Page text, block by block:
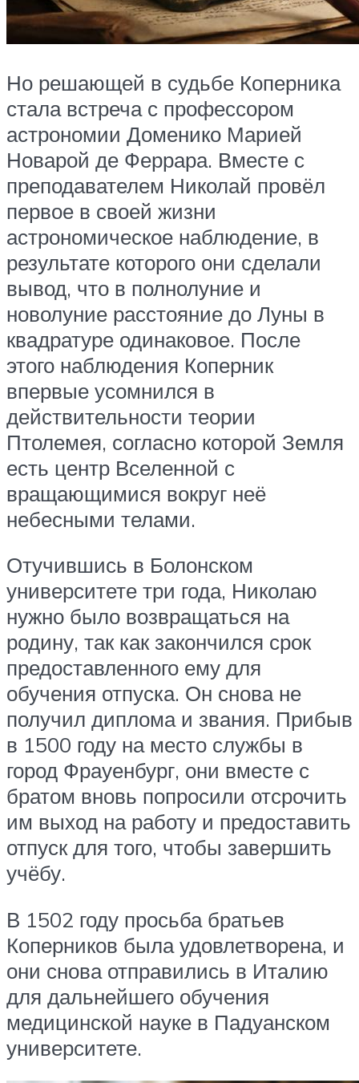
Но решающей в судьбе Коперника
стала встреча с профессором
астрономии Доменико Марией
Новарой де Феррара. Вместе с
преподавателем Николай провёл
первое в своей жизни
астрономическое наблюдение, в
результате которого они сделали
вывод, что в полнолуние и
новолуние расстояние до Луны в
квадратуре одинаковое. После
этого наблюдения Коперник
впервые усомнился в
действительности теории
Птолемея, согласно которой Земля
есть центр Вселенной с
вращающимися вокруг неё
небесными телами.
Отучившись в Болонском
университете три года, Николаю
нужно было возвращаться на
родину, так как закончился срок
предоставленного ему для
обучения отпуска. Он снова не
получил диплома и звания. Прибыв
в 1500 году на место службы в
город Фрауенбург, они вместе с
братом вновь попросили отсрочить
им выход на работу и предоставить
отпуск для того, чтобы завершить
учёбу.
В 1502 году просьба братьев
Коперников была удовлетворена, и
они снова отправились в Италию
для дальнейшего обучения
медицинской науке в Падуанском
университете.